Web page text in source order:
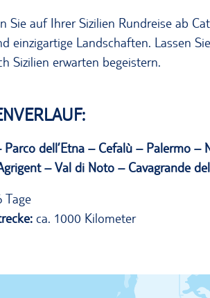
Sie auf Ihrer Sizilien Rundreise ab
einzigartige Landschaften. Lassen
Sizilien erwarten begeistern.
Parco dell’Etna – Cefalù – Palermo –
– Val di Noto – Cavagrandedel
Tage
ca. 1000 Kilometer